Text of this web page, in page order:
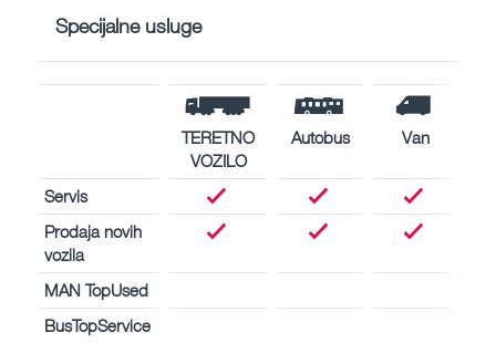
Specijalne usluge
TERETNO
VOZILO
Autobus Van
Servis
Prodaja novih
vozila
MAN TopUsed
BusTopService